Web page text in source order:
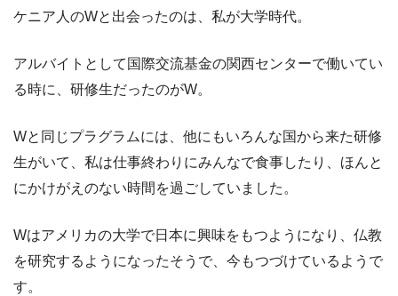
ケニア人のWと出会ったのは、私が大学時代。
アルバイトとして国際交流基金の関西センターで働いてい
る時に、研修生だったのがW。
Wと同じプラグラムには、他にもいろんな国から来た研修
生がいて、私は仕事終わりにみんなで食事したり、ほんと
にかけがえのない時間を過ごしていました。
Wはアメリカの大学で日本に興味をもつようになり、仏教
を研究するようになったそうで、今もつづけているようで
す。